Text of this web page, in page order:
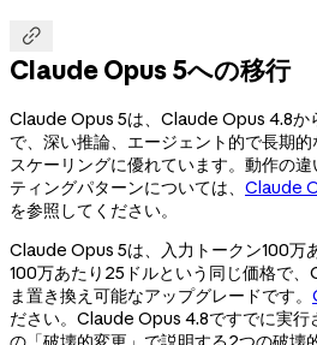

Claude Opus 5への移行
Claude Opus 5は、Claude Opus 4.8か
で、深い推論、エージェント的で長期
スケーリングに優れています。動作の
ティングパターンについては、 Claude
を参照してください。
Claude Opus 5は、入力トークン100万
100万あたり25ドルという同じ価格で
ま置き換え可能なアップグレードです。
ださい。Claude Opus 4.8ですでに実行